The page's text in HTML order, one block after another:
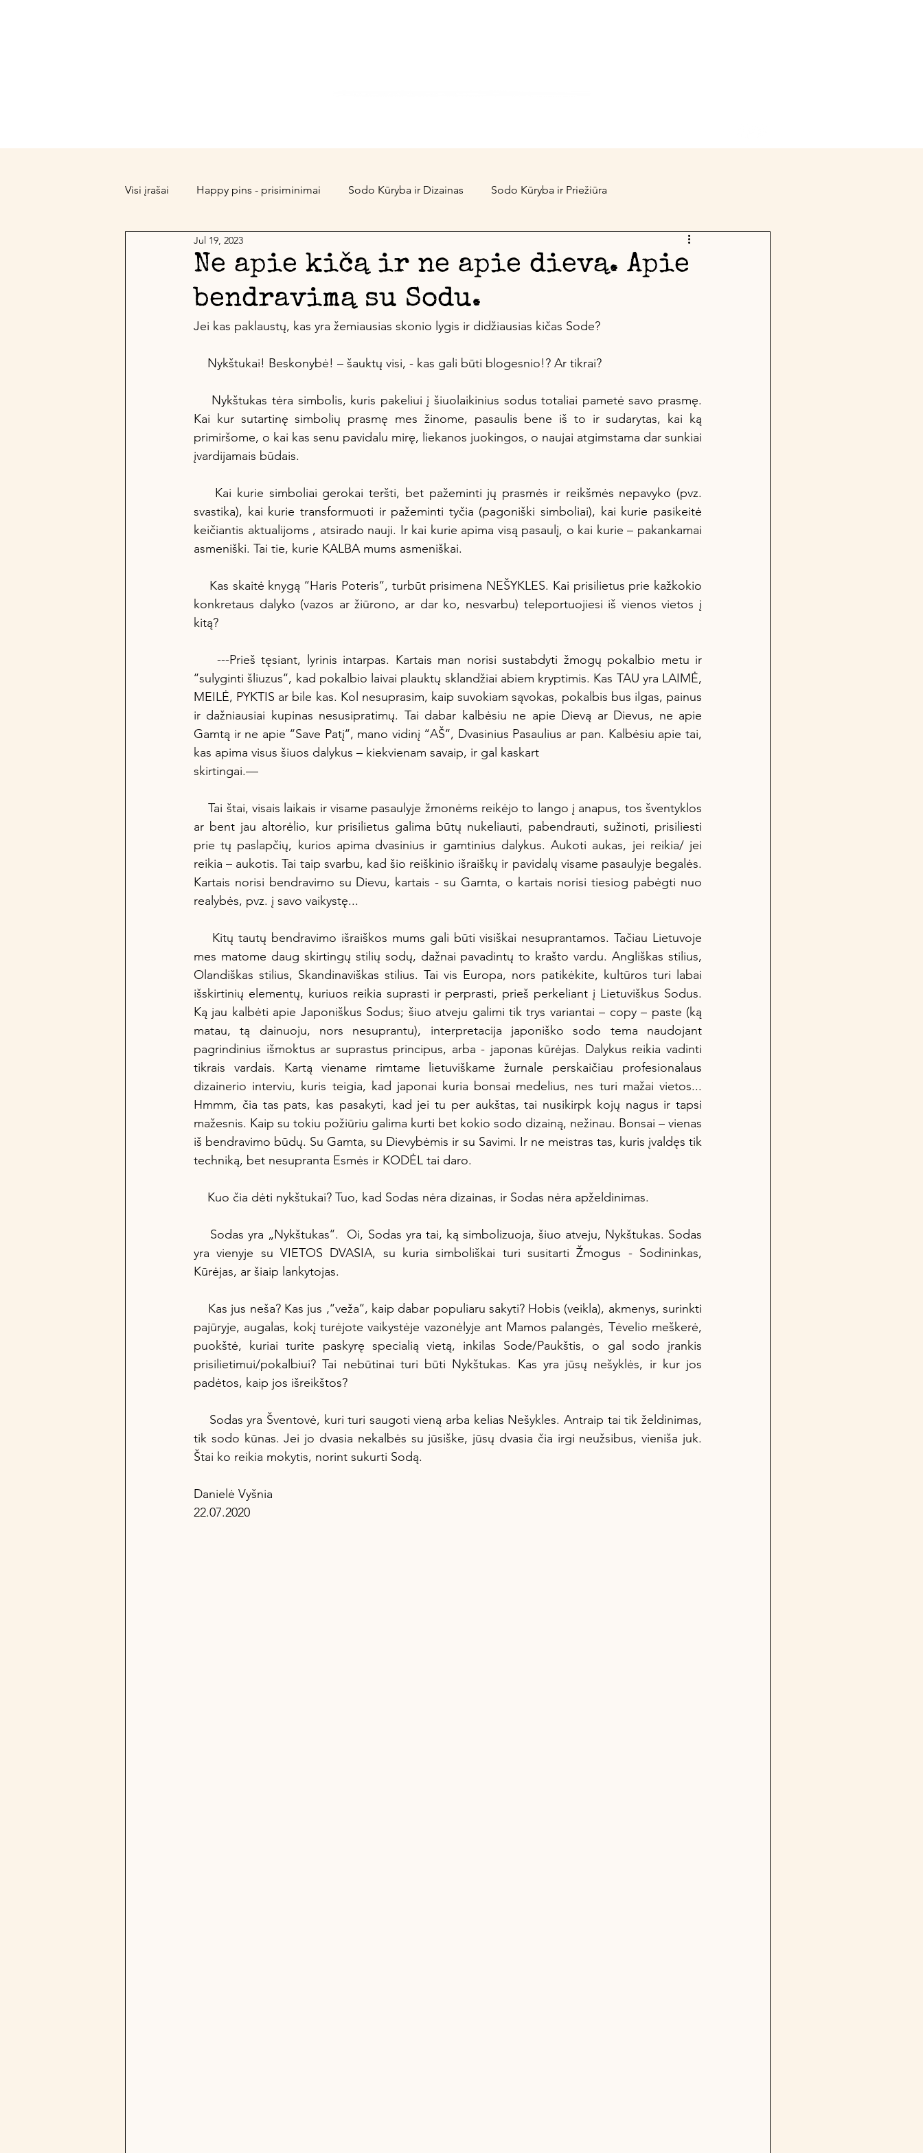
Visi įrašai Happy pins - prisiminimai Sodo Kūryba ir Dizainas Sodo Kūryba ir Priežiūra
Vietos Dvasia (Genius Loci) Biologinė įvairovė suGyvenimui
Slow Gardening Naujienos NEdizaineriams, bet ir jiems
Genėjimas, formavimas, topiary Sodo Terapija Kaip ,,nieko neveikti'' Sode :)
Laiškai Jaunajam Sodų Kūrėjui Manoir Project Edukacijos Kame šaknys - ŽEMĖ DIRVOŽEMIS
Ne apie kičą ir ne apie dievą. Apie
bendravimą su Sodu.
Jul 19, 2023
Jei kas paklaustų, kas yra žemiausias skonio lygis ir didžiausias kičas Sode?
    Nykštukai! Beskonybė! – šauktų visi, - kas gali būti blogesnio!? Ar tikrai?
Kai kur sutartinę simbolių prasmę mes žinome, pasaulis bene iš to ir sudarytas, kai ką
primiršome, o kai kas senu pavidalu mirę, liekanos juokingos, o naujai atgimstama dar sunkiai
įvardijamais būdais.
svastika), kai kurie transformuoti ir pažeminti tyčia (pagoniški simboliai), kai kurie pasikeitė
keičiantis aktualijoms , atsirado nauji. Ir kai kurie apima visą pasaulį, o kai kurie – pakankamai
asmeniški. Tai tie, kurie KALBA mums asmeniškai.
konkretaus dalyko (vazos ar žiūrono, ar dar ko, nesvarbu) teleportuojiesi iš vienos vietos į
kitą?
‘‘sulyginti šliuzus‘‘, kad pokalbio laivai plauktų sklandžiai abiem kryptimis. Kas TAU yra LAIMĖ,
MEILĖ, PYKTIS ar bile kas. Kol nesuprasim, kaip suvokiam sąvokas, pokalbis bus ilgas, painus
ir dažniausiai kupinas nesusipratimų. Tai dabar kalbėsiu ne apie Dievą ar Dievus, ne apie
Gamtą ir ne apie ‘‘Save Patį‘‘, mano vidinį ‘‘AŠ‘‘, Dvasinius Pasaulius ar pan. Kalbėsiu apie tai,
kas apima visus šiuos dalykus – kiekvienam savaip, ir gal kaskart
skirtingai.—
    Tai štai, visais laikais ir visame pasaulyje žmonėms reikėjo to lango į anapus, tos šventyklos
ar bent jau altorėlio, kur prisilietus galima būtų nukeliauti, pabendrauti, sužinoti, prisiliesti
prie tų paslapčių, kurios apima dvasinius ir gamtinius dalykus. Aukoti aukas, jei reikia/ jei
reikia – aukotis. Tai taip svarbu, kad šio reiškinio išraiškų ir pavidalų visame pasaulyje begalės.
Kartais norisi bendravimo su Dievu, kartais - su Gamta, o kartais norisi tiesiog pabėgti nuo
realybės, pvz. į savo vaikystę...
mes matome daug skirtingų stilių sodų, dažnai pavadintų to krašto vardu. Angliškas stilius,
Olandiškas stilius, Skandinaviškas stilius. Tai vis Europa, nors patikėkite, kultūros turi labai
išskirtinių elementų, kuriuos reikia suprasti ir perprasti, prieš perkeliant į Lietuviškus Sodus.
Ką jau kalbėti apie Japoniškus Sodus; šiuo atveju galimi tik trys variantai – copy – paste (ką
matau, tą dainuoju, nors nesuprantu), interpretacija japoniško sodo tema naudojant
pagrindinius išmoktus ar suprastus principus, arba - japonas kūrėjas. Dalykus reikia vadinti
tikrais vardais. Kartą viename rimtame lietuviškame žurnale perskaičiau profesionalaus
dizainerio interviu, kuris teigia, kad japonai kuria bonsai medelius, nes turi mažai vietos...
Hmmm, čia tas pats, kas pasakyti, kad jei tu per aukštas, tai nusikirpk kojų nagus ir tapsi
mažesnis. Kaip su tokiu požiūriu galima kurti bet kokio sodo dizainą, nežinau. Bonsai – vienas
iš bendravimo būdų. Su Gamta, su Dievybėmis ir su Savimi. Ir ne meistras tas, kuris įvaldęs tik
techniką, bet nesupranta Esmės ir KODĖL tai daro.
    Kuo čia dėti nykštukai? Tuo, kad Sodas nėra dizainas, ir Sodas nėra apželdinimas.
yra vienyje su VIETOS DVASIA, su kuria simboliškai turi susitarti Žmogus - Sodininkas,
Kūrėjas, ar šiaip lankytojas.
pajūryje, augalas, kokį turėjote vaikystėje vazonėlyje ant Mamos palangės, Tėvelio meškerė,
puokštė, kuriai turite paskyrę specialią vietą, inkilas Sode/Paukštis, o gal sodo įrankis
prisilietimui/pokalbiui? Tai nebūtinai turi būti Nykštukas. Kas yra jūsų nešyklės, ir kur jos
padėtos, kaip jos išreikštos?
tik sodo kūnas. Jei jo dvasia nekalbės su jūsiške, jūsų dvasia čia irgi neužsibus, vieniša juk.
Štai ko reikia mokytis, norint sukurti Sodą.
Danielė Vyšnia
22.07.2020